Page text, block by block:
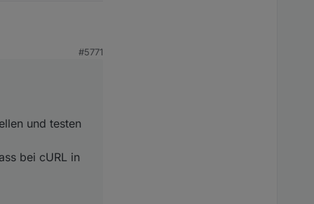
#5771
und testen
bei cURL in